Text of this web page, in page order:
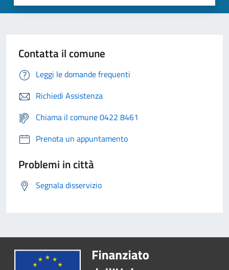
Contatta il comune
Leggi le domande frequenti
Richiedi Assistenza
Chiama il comune 0422 8461
Prenota un appuntamento
Problemi in città
Segnala disservizio